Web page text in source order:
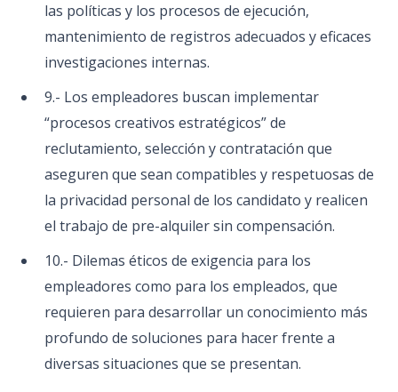
las políticas y los procesos de ejecución,
mantenimiento de registros adecuados y eficaces
investigaciones internas.
9.- Los empleadores buscan implementar
“procesos creativos estratégicos” de
reclutamiento, selección y contratación que
aseguren que sean compatibles y respetuosas de
la privacidad personal de los candidato y realicen
el trabajo de pre-alquiler sin compensación.
10.- Dilemas éticos de exigencia para los
empleadores como para los empleados, que
requieren para desarrollar un conocimiento más
profundo de soluciones para hacer frente a
diversas situaciones que se presentan.